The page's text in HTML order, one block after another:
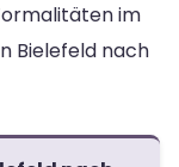
im
Bielefeld nach